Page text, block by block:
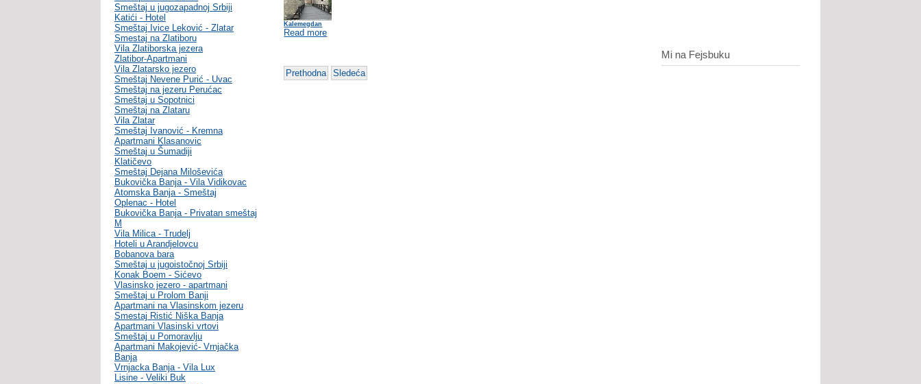
Smeštaj u jugozapadnoj Srbiji
Katići - Hotel
Smeštaj Ivice Leković - Zlatar
Smestaj na Zlatiboru
Vila Zlatiborska jezera
Zlatibor-Apartmani
Vila Zlatarsko jezero
Smeštaj Nevene Purić - Uvac
Smeštaj na jezeru Perućac
Smeštaj u Sopotnici
Smeštaj na Zlataru
Vila Zlatar
Smeštaj Ivanović - Kremna
Apartmani Klasanovic
Smeštaj u Šumadiji
Klatičevo
Smeštaj Dejana Miloševića
Bukovička Banja - Vila Vidikovac
Atomska Banja - Smeštaj
Oplenac - Hotel
Bukovička Banja - Privatan smeštaj
M
Vila Milica - Trudelj
Hoteli u Arandjelovcu
Bobanova bara
Smeštaj u jugoistočnoj Srbiji
Konak Boem - Sićevo
Vlasinsko jezero - apartmani
Smeštaj u Prolom Banji
Apartmani na Vlasinskom jezeru
Smestaj Ristić Niška Banja
Apartmani Vlasinski vrtovi
Smeštaj u Pomoravlju
Apartmani Makojević- Vrnjačka
Banja
Vrnjacka Banja - Vila Lux
Lisine - Veliki Buk
Kalemegdan
Read more
Prethodna Sledeća
Mi na Fejsbuku